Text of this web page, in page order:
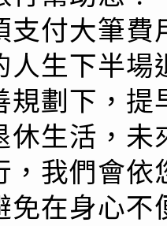
支付大筆
人生下半
規劃下，
休生活，
，我們會
免在身心